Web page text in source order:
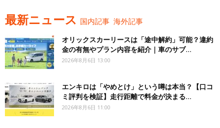
最新ニュース 国内記事 海外記事
オリックスカーリースは「途中解約」可能？違約
金の有無やプラン内容を紹介｜車のサブ...
2026年8月6日 13:00
エンキロは「やめとけ」という噂は本当？【口コ
ミ評判を検証】走行距離で料金が決まる...
2026年8月6日 11:00